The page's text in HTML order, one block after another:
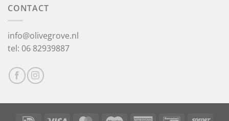
CONTACT
info@olivegrove.nl
tel: 06 82939887